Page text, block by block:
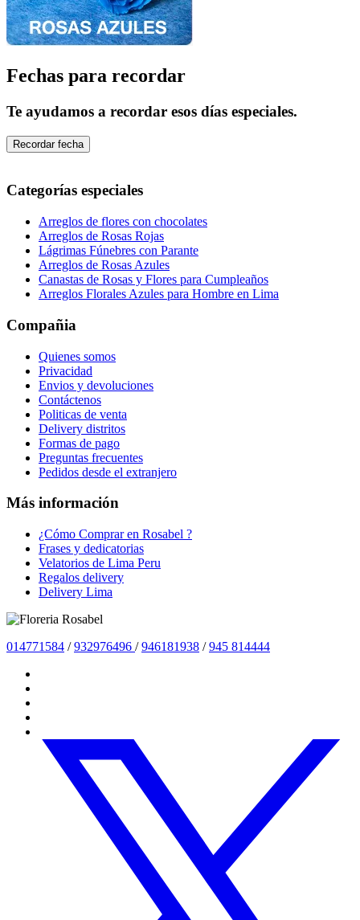
Fechas para recordar
Te ayudamos a recordar esos días especiales.
Recordar fecha
Categorías especiales
Arreglos de flores con chocolates
Arreglos de Rosas Rojas
Lágrimas Fúnebres con Parante
Arreglos de Rosas Azules
Canastas de Rosas y Flores para Cumpleaños
Arreglos Florales Azules para Hombre en Lima
Compañia
Quienes somos
Privacidad
Envios y devoluciones
Contáctenos
Politicas de venta
Delivery distritos
Formas de pago
Preguntas frecuentes
Pedidos desde el extranjero
Más información
¿Cómo Comprar en Rosabel ?
Frases y dedicatorias
Velatorios de Lima Peru
Regalos delivery
Delivery Lima
014771584 /932976496 /946181938 /945 814444